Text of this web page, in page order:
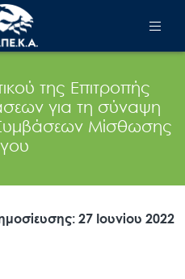
της Επιτροπής
για τη σύναψη
Μίσθωσης
27 Ιουνίου 2022